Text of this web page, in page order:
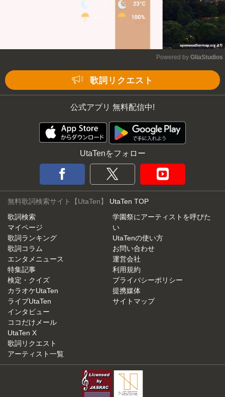
Powered by GliaStudios
歌詞リクエスト
公式アプリ 無料配信中!
UtaTenをフォロー
無料歌詞検索サイト【UtaTen】 UtaTen TOP
歌詞検索
マイページ
歌詞ランキング
歌詞コラム
エンタメニュース
特集記事
検定・クイズ
カラオケUtaTen
ライブUtaTen
インタビュー
ココだけメール
UtaTen X
歌詞リクエスト
アーティスト一覧
学園祭にアーティストを呼びた
い
UtaTenの使い方
お問い合わせ
運営会社
利用規約
プライバシーポリシー
提携媒体
サイトマップ